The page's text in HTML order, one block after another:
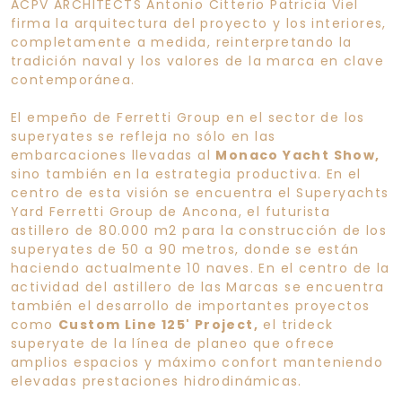
ACPV ARCHITECTS Antonio Citterio Patricia Viel
firma la arquitectura del proyecto y los interiores,
completamente a medida, reinterpretando la
tradición naval y los valores de la marca en clave
contemporánea.
El empeño de Ferretti Group en el sector de los
superyates se refleja no sólo en las
embarcaciones llevadas al Monaco Yacht Show,
sino también en la estrategia productiva. En el
centro de esta visión se encuentra el Superyachts
Yard Ferretti Group de Ancona, el futurista
astillero de 80.000 m2 para la construcción de los
superyates de 50 a 90 metros, donde se están
haciendo actualmente 10 naves. En el centro de la
actividad del astillero de las Marcas se encuentra
también el desarrollo de importantes proyectos
como Custom Line 125' Project, el trideck
superyate de la línea de planeo que ofrece
amplios espacios y máximo confort manteniendo
elevadas prestaciones hidrodinámicas.